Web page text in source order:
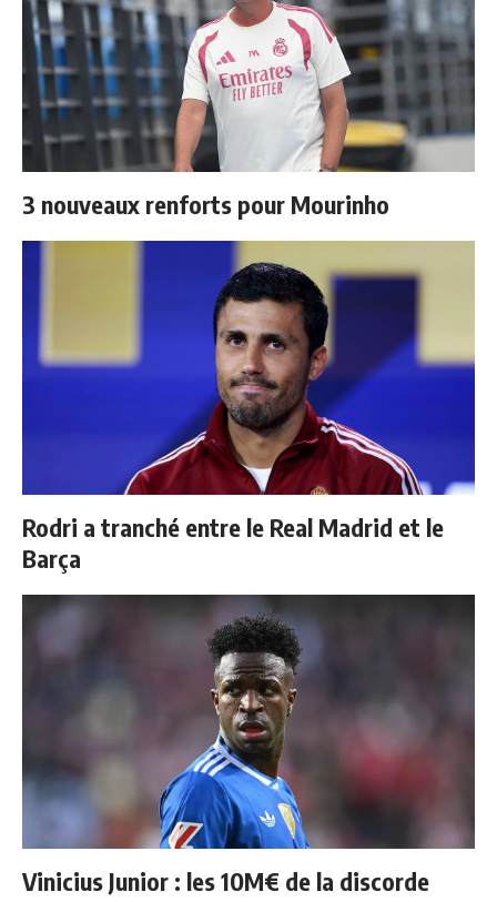
3 nouveaux renforts pour Mourinho
Rodri a tranché entre le Real Madrid et le
Barça
Vinicius Junior : les 10M€ de la discorde